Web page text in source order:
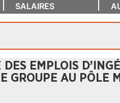
SALAIRES
DES EMPLOIS
GROUPE AU